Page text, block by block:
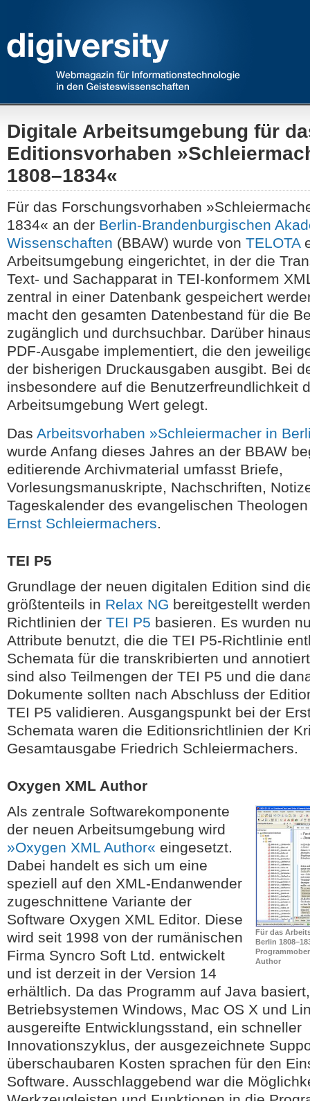
Digitale Arbeitsumgebung für
Editionsvorhaben
1808–1834«
Für das Forschungsvorhaben
1834« an der Berlin-Brandenburgischen
Wissenschaften (BBAW) wurde von TELOTA
Arbeitsumgebung eingerichtet, in der die
Text- und Sachapparat in TEI-konformem
zentral in einer Datenbank gespeichert
macht den gesamten Datenbestand für die
zugänglich und durchsuchbar. Darüber
PDF-Ausgabe implementiert, die den
der bisherigen Druckausgaben ausgibt. Bei
insbesondere auf die Benutzerfreundlichkeit
Arbeitsumgebung Wert gelegt.
Das Arbeitsvorhaben »Schleiermacher in
wurde Anfang dieses Jahres an der BBAW
editierende Archivmaterial umfasst Briefe,
Vorlesungsmanuskripte, Nachschriften,
Tageskalender des evangelischen
Ernst Schleiermachers.
TEI P5
Grundlage der neuen digitalen Edition sind
größtenteils in Relax NG bereitgestellt
Richtlinien der TEI P5 basieren. Es wurden
Attribute benutzt, die die TEI P5-Richtlinie
Schemata für die transkribierten und
sind also Teilmengen der TEI P5 und die
Dokumente sollten nach Abschluss der
TEI P5 validieren. Ausgangspunkt bei der
Schemata waren die Editionsrichtlinien der
Gesamtausgabe Friedrich Schleiermachers.
Oxygen XML Author
Für das
Berlin
Author
Als zentrale Softwarekomponente
der neuen Arbeitsumgebung wird
»Oxygen XML Author« eingesetzt.
Dabei handelt es sich um eine
speziell auf den XML-Endanwender
zugeschnittene Variante der
Software Oxygen XML Editor. Diese
wird seit 1998 von der rumänischen
Firma Syncro Soft Ltd. entwickelt
und ist derzeit in der Version 14
erhältlich. Da das Programm auf Java
Betriebsystemen Windows, Mac OS X und
ausgereifte Entwicklungsstand, ein schneller
Innovationszyklus, der ausgezeichnete
überschaubaren Kosten sprachen für den
Software. Ausschlaggebend war die